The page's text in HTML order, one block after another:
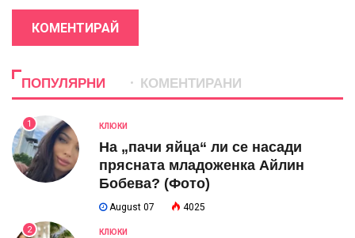
КОМЕНТИРАЙ
ПОПУЛЯРНИ КОМЕНТИРАНИ
1 КЛЮКИ
На „пачи яйца“ ли се насади
прясната младоженка Айлин
Бобева? (Фото)
August 07 4025
2 КЛЮКИ